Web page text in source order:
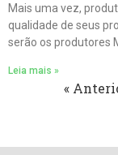
Mais uma vez,
qualidade de seus
serão os produtores
Leia mais »
«